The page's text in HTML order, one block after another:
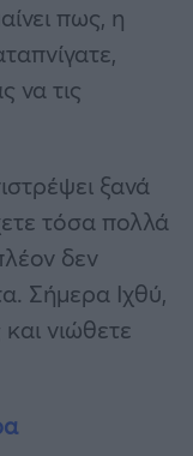
πως, η
να τις
ξανά
τόσα πολλά
δεν
Σήμερα Ιχθύ,
νιώθετε